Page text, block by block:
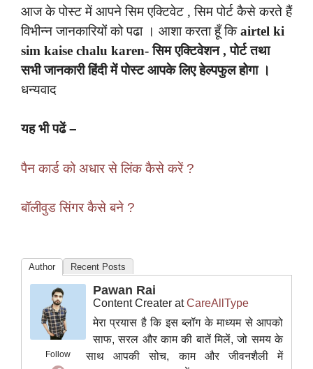
आज के पोस्ट में आपने सिम एक्टिवेट , सिम पोर्ट कैसे करते हैं
विभीन्न जानकारियों को पढा । आशा करता हूँ किairtel ki
sim kaise chalu karen- सिम एक्टिवेशन , पोर्ट तथा
सभी जानकारी हिंदी में पोस्ट आपके लिए हेल्पफुल होगा।
धन्यवाद
यह भी पढें –
पैन कार्ड को अधार से लिंक कैसे करें ?
बॉलीवुड सिंगर कैसे बने ?
Author Recent Posts
Follow
Pawan Rai
Content Creater atCareAllType
मेरा प्रयास है कि इस ब्लॉग के माध्यम से आपको
साफ, सरल और काम की बातें मिलें, जो समय के
साथ आपकी सोच, काम और जीवनशैली में